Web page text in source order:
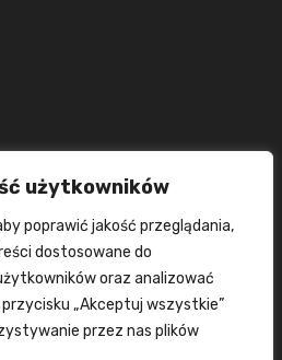
użytkowników
poprawić jakość przeglądania,
dostosowane do
oraz analizować
„Akceptuj wszystkie”
przez nas plików